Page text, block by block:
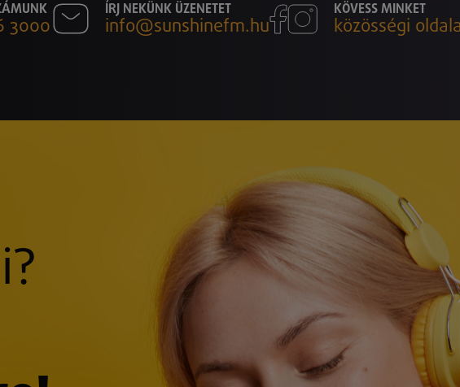
3000
ÍRJ NEKÜNK ÜZENETET
info@sunshinefm.hu
KÖVESS MINKET
közösségi